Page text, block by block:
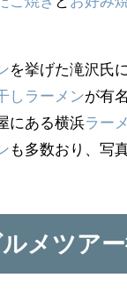
を挙げた滝沢氏
し ラーメンが有
にある横浜ラー
も多数おり、写
メツアー